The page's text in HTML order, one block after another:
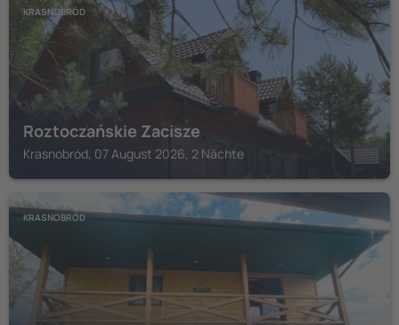
KRASNOBRÓD
Roztoczańskie Zacisze
Krasnobród, 07 August 2026, 2 Nächte
KRASNOBRÓD